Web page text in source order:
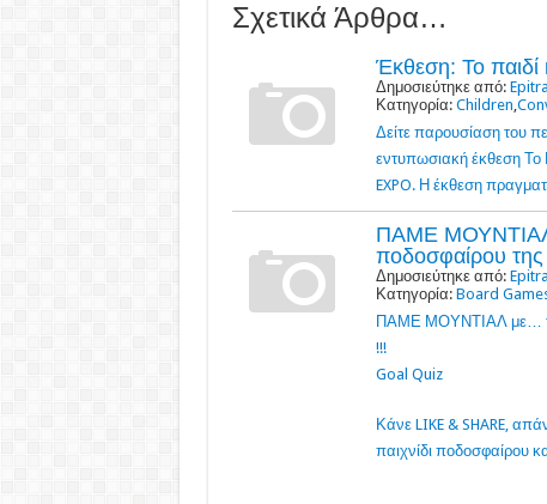
Σχετικά Άρθρα…
Έκθεση: Το παιδί
Δημοσιεύτηκε από:
Κατηγορία: Children,
Δείτε παρουσίαση του
εντυπωσιακή έκθεση Το
EXPO. Η έκθεση
ΠΑΜΕ ΜΟΥΝΤΙΑΛ
ποδοσφαίρου
Δημοσιεύτηκε από:
Κατηγορία: Board
ΠΑΜΕ ΜΟΥΝΤΙΑΛ με… το
!!!
Goal Quiz
Κάνε LIKE & SHARE,
παιχνίδι ποδοσφαίρου